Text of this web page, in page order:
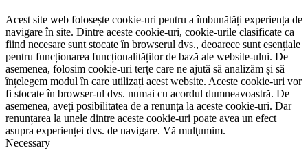
Acest site web folosește cookie-uri pentru a îmbunătăți experiența de
navigare în site. Dintre aceste cookie-uri, cookie-urile clasificate ca
fiind necesare sunt stocate în browserul dvs., deoarece sunt esențiale
pentru funcționarea funcționalităților de bază ale website-ului. De
asemenea, folosim cookie-uri terțe care ne ajută să analizăm și să
înțelegem modul în care utilizați acest website. Aceste cookie-uri vor
fi stocate în browser-ul dvs. numai cu acordul dumneavoastră. De
asemenea, aveți posibilitatea de a renunța la aceste cookie-uri. Dar
renunțarea la unele dintre aceste cookie-uri poate avea un efect
asupra experienței dvs. de navigare. Vă mulţumim.
Necessary